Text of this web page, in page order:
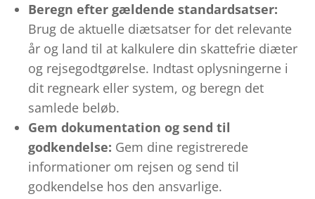
Beregn efter gældende standardsatser:
Brug de aktuelle diætsatser for det relevante
år og land til at kalkulere din skattefrie diæter
og rejsegodtgørelse. Indtast oplysningerne i
dit regneark eller system, og beregn det
samlede beløb.
Gem dokumentation og send til
godkendelse: Gem dine registrerede
informationer om rejsen og send til
godkendelse hos den ansvarlige.